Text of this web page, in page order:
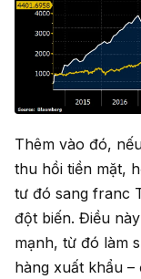
Thêm vào đó,
thu hồi tiền mặt,
tư đó sang franc
đột biến. Điều
mạnh, từ đó làm
hàng xuất khẩu